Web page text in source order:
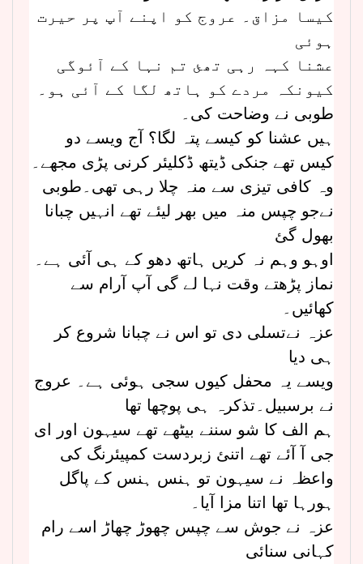
کیسا مزاق۔ عروج کو اپنے آپ پر حیرت
ہوئی
عشنا کہہ رہی تھئ تم نہا کے آئوگی
کیونکہ مردے کو ہاتھ لگا کے آئی ہو۔
طوبی نے وضاحت کی۔
ہیں عشنا کو کیسے پتہ لگا؟ آج ویسے دو
کیس تھے جنکی ڈیتھ ڈکلیئر کرنی پڑی مجھے۔
وہ کافی تیزی سے منہ چلا رہی تھی۔طوبی
نےجو چپس منہ میں بھر لیئے تھے انہیں چبانا
بھول گئ
اوہو وہم نہ کریں ہاتھ دھو کے ہی آئی ہے۔
نماز پڑھتے وقت نہا لے گی آپ آرام سے
کھائیں۔
عزہ نےتسلی دی تو اس نے چبانا شروع کر
ہی دیا
ویسے یہ محفل کیوں سجی ہوئی ہے۔ عروج
نے برسبیل۔تذکرہ ہی پوچھا تھا
ہم الف کا شو سننے بیٹھے تھے سیہون اور ای
جی آ آئے تھے اتنئ زبردست کمپیئرنگ کی
واعظہ نے سیہون تو ہنس ہنس کے پاگل
ہورہا تھا اتنا مزا آیا۔
عزہ نے جوش سے چپس چھوڑ چھاڑ اسے رام
کہانی سنائی